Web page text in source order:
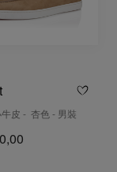
皮 - 杏色 - 男裝